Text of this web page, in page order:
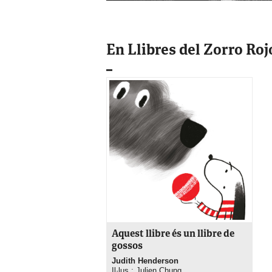
En Llibres del Zorro
Aquest llibre és un llibre de
gossos
Judith Henderson